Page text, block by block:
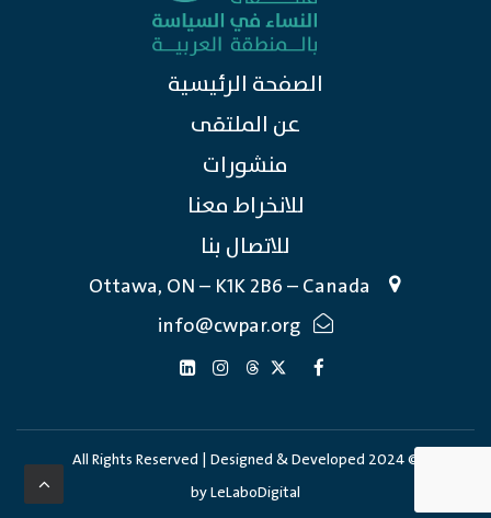
الصفحة الرئيسية
عن الملتقى
منشورات
للانخراط معنا
للاتصال بنا
Ottawa, ON – K1K 2B6 – Canada
info@cwpar.org
© 2024 All Rights Reserved | Designed & Developed
byLeLaboDigital